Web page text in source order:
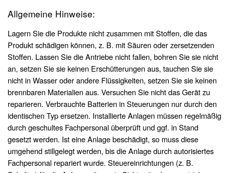
Allgemeine Hinweise:
Lagern Sie die Produkte nicht zusammen mit Stoffen, die das
Produkt schädigen können, z. B. mit Säuren oder zersetzenden
Stoffen. Lassen Sie die Antriebe nicht fallen, bohren Sie sie nicht
an, setzen Sie sie keinen Erschütterungen aus, tauchen Sie sie
nicht in Wasser oder andere Flüssigkeiten, setzen Sie sie keinen
brennbaren Materialien aus. Versuchen Sie nicht das Gerät zu
reparieren. Verbrauchte Batterien in Steuerungen nur durch den
identischen Typ ersetzen. Installierte Anlagen müssen regelmäßig
durch geschultes Fachpersonal überprüft und ggf. in Stand
gesetzt werden. Ist eine Anlage beschädigt, so muss diese
umgehend stillgelegt werden, bis die Anlage durch autorisiertes
Fachpersonal repariert wurde. Steuereinrichtungen (z. B.